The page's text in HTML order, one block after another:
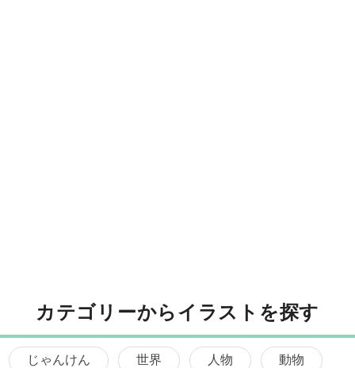
カテゴリーからイラストを探す
じゃんけん 世界 人物 動物